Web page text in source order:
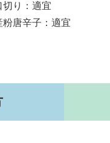
切り：適宜
粉唐辛子：適宜